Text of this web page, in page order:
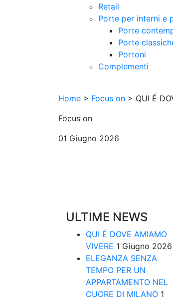
Retail
Porte per interni e
Porte
Porte
Portoni
Complementi
Home > Focus on > QUI É
Focus on
01 Giugno 2026
ULTIME NEWS
QUI É DOVE AMIAMO
VIVERE 1 Giugno 2026
ELEGANZA SENZA
TEMPO PER UN
APPARTAMENTO NEL
CUORE DI MILANO 1